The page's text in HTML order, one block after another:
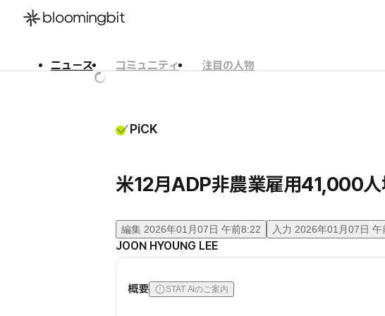
ニュース コミュニティ
注目の人物
PiCK
米12月ADP非農業雇用41,000
編集 2026年01月07日 午前8:22 入力 2026年01月07日 午
JOON HYOUNG LEE
概要 STAT AIのご案内